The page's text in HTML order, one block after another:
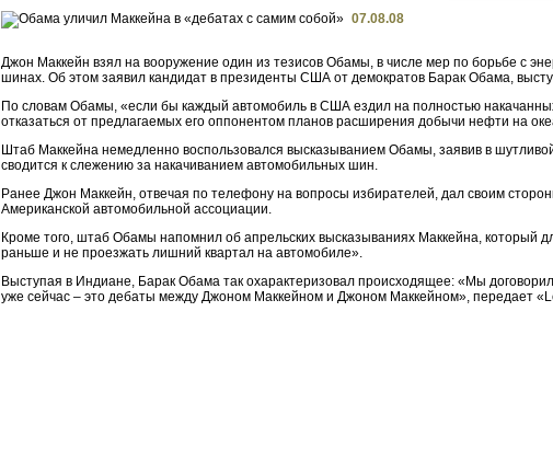
07.08.08
Джон Маккейн взял на вооружение один из тезисов Обамы, в числе мер по борьбе с
шинах. Об этом заявил кандидат в президенты США от демократов Барак Обама,
По словам Обамы, «если бы каждый автомобиль в США ездил на полностью
отказаться от предлагаемых его оппонентом планов расширения добычи нефти на
Штаб Маккейна немедленно воспользовался высказыванием Обамы, заявив в
сводится к слежению за накачиванием автомобильных шин.
Ранее Джон Маккейн, отвечая по телефону на вопросы избирателей, дал своим
Американской автомобильной ассоциации.
Кроме того, штаб Обамы напомнил об апрельских высказываниях Маккейна, который
раньше и не проезжать лишний квартал на автомобиле».
Выступая в Индиане, Барак Обама так охарактеризовал происходящее: «Мы
уже сейчас – это дебаты между Джоном Маккейном и Джоном Маккейном», передает